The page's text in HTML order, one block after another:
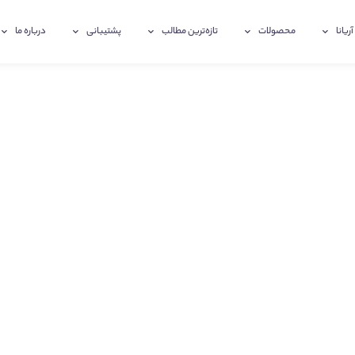
آریانا محصولات تازه‌ترین‌ مطالب پشتیبانی درباره ما